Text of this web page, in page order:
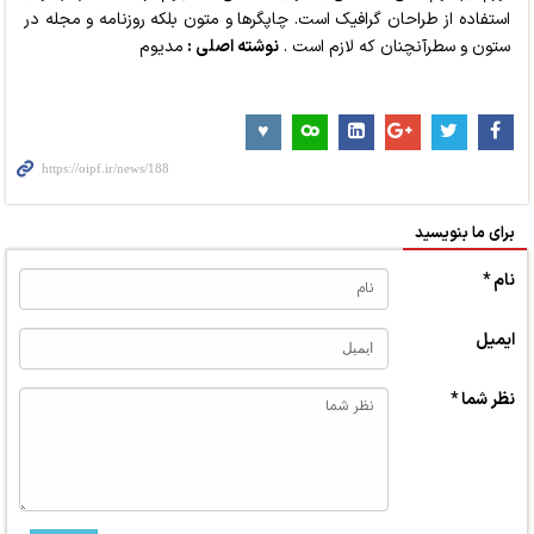
استفاده از طراحان گرافیک است. چاپگرها و متون بلکه روزنامه و مجله در
ستون و سطرآنچنان که لازم است .نوشته اصلی : مدیوم
برای ما بنویسید
نام *
ایمیل
نظر شما *